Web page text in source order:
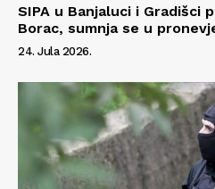
Info
O nama
Kontakt
SIPA u Banjaluci i Gradišci
Borac, sumnja se u
24. Jula 2026.